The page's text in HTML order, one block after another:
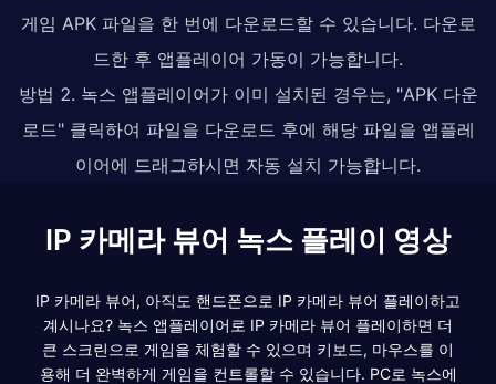
게임 APK 파일을 한 번에 다운로드할 수 있습니다. 다운로
드한 후 앱플레이어 가동이 가능합니다.
방법 2. 녹스 앱플레이어가 이미 설치된 경우는, "APK 다운
로드" 클릭하여 파일을 다운로드 후에 해당 파일을 앱플레
이어에 드래그하시면 자동 설치 가능합니다.
IP 카메라 뷰어 녹스 플레이 영상
IP 카메라 뷰어, 아직도 핸드폰으로 IP 카메라 뷰어 플레이하고
계시나요? 녹스 앱플레이어로 IP 카메라 뷰어 플레이하면 더
큰 스크린으로 게임을 체험할 수 있으며 키보드, 마우스를 이
용해 더 완벽하게 게임을 컨트롤할 수 있습니다. PC로 녹스에